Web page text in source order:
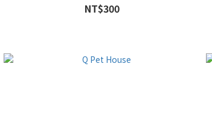
NT$300